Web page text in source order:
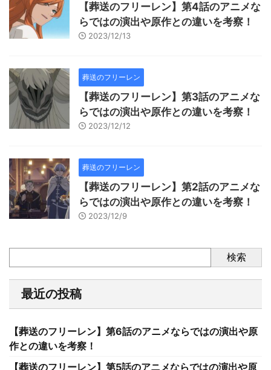
【葬送のフリーレン】第4話のアニメな
らではの演出や原作との違いを考察！
2023/12/13
葬送のフリーレン
【葬送のフリーレン】第3話のアニメな
らではの演出や原作との違いを考察！
2023/12/12
葬送のフリーレン
【葬送のフリーレン】第2話のアニメな
らではの演出や原作との違いを考察！
2023/12/9
検索
最近の投稿
【葬送のフリーレン】第6話のアニメならではの演出や原
作との違いを考察！
【葬送のフリーレン】第5話のアニメならではの演出や原